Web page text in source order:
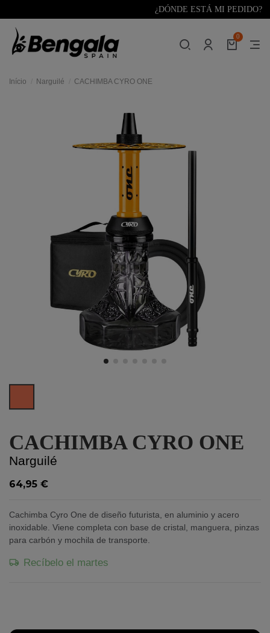
¿DÓNDE ESTÁ MI PEDIDO?
0
Início Narguilé CACHIMBA CYRO ONE
CACHIMBA CYRO ONE
Narguilé
64,95 €
Cachimba Cyro One de diseño futurista, en aluminio y acero
inoxidable. Viene completa con base de cristal, manguera, pinzas
para carbón y mochila de transporte.
Recíbelo el martes